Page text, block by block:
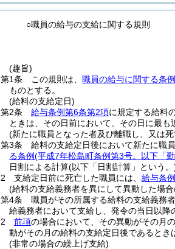
○職員の給与の支給に関する規則
(趣旨)
第1条
この規則は、 職員の給与に関する条例
ものとする。
(給料の支給定日)
第2条
給与条例第6条第2項に規定する給料
ときは、その日前において、その日に最も
(新たに職員となった者及び離職し、又は
第3条
給料の支給定日後において新たに職
る条例(平成7年松島町条例第3号。以下「
日割による計算(以下「日割計算」という。
2
支給定日前に死亡した職員には、 給与条
(給料の支給義務者を異にして異動した場
第4条
職員がその所属する給料の支給義務
給義務者において支給し、発令の当日以降
2
前項の場合において、その異動がその月
動がその月の給料の支給定日後であるとき
(非常の場合の繰上げ支給)